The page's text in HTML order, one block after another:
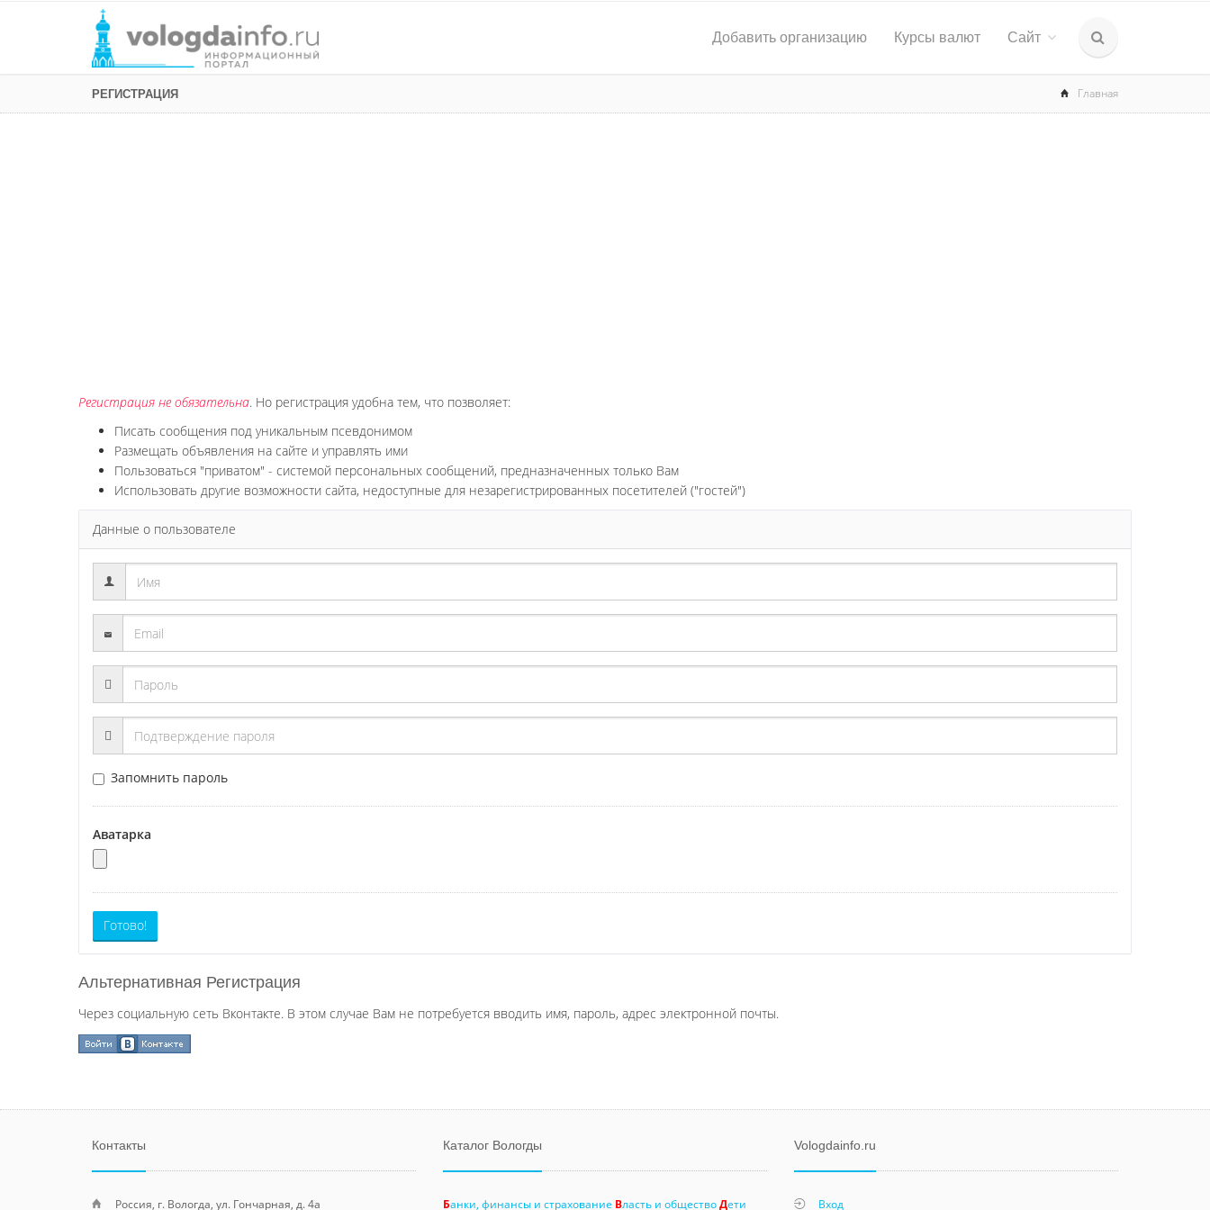
Добавить организацию Курсы валют Сайт
РЕГИСТРАЦИЯ Главная
Регистрация не обязательна. Но регистрация удобна тем, что позволяет:
Писать сообщения под уникальным псевдонимом
Размещать объявления на сайте и управлять ими
Пользоваться "приватом" - системой персональных сообщений, предназначенных только Вам
Использовать другие возможности сайта, недоступные для незарегистрированных посетителей ("гостей")
Данные о пользователе
Запомнить пароль
Аватарка
Готово!
Альтернативная Регистрация
Через социальную сеть Вконтакте. В этом случае Вам не потребуется вводить имя, пароль, адрес электронной почты.
Контакты
Россия, г. Вологда, ул. Гончарная, д. 4а
Каталог Вологды
Банки, финансы и страхование Власть и обществоДети
Vologdainfo.ru
Вход